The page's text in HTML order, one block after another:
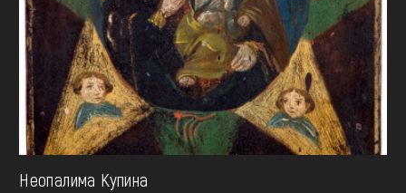
Неопалима Купина